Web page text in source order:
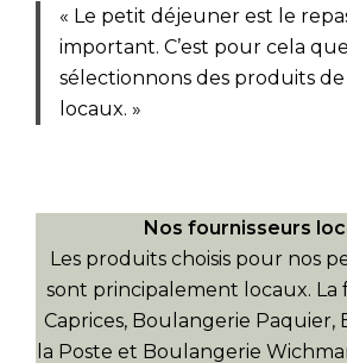
EN
« Le petit déjeuner est le
important. C’est pour cela
sélectionnons des produits
locaux. »
Nos fournisseurs
Les produits choisis pour nos
sont principalement locaux. La
Caprices, Boulangerie Paquier,
la Poste et Boulangerie